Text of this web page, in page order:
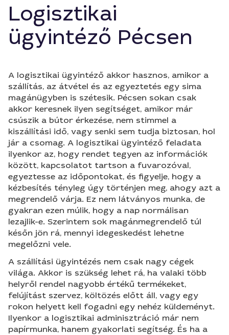
Logisztikai
ügyintéző Pécsen
A logisztikai ügyintéző akkor hasznos, amikor a
szállítás, az átvétel és az egyeztetés egy sima
magánügyben is szétesik. Pécsen sokan csak
akkor keresnek ilyen segítséget, amikor már
csúszik a bútor érkezése, nem stimmel a
kiszállítási idő, vagy senki sem tudja biztosan, hol
jár a csomag. A logisztikai ügyintéző feladata
ilyenkor az, hogy rendet tegyen az információk
között, kapcsolatot tartson a fuvarozóval,
egyeztesse az időpontokat, és figyelje, hogy a
kézbesítés tényleg úgy történjen meg, ahogy azt a
megrendelő várja. Ez nem látványos munka, de
gyakran ezen múlik, hogy a nap normálisan
lezajlik-e. Szerintem sok magánmegrendelő túl
későn jön rá, mennyi idegeskedést lehetne
megelőzni vele.
A szállítási ügyintézés nem csak nagy cégek
világa. Akkor is szükség lehet rá, ha valaki több
helyről rendel nagyobb értékű termékeket,
felújítást szervez, költözés előtt áll, vagy egy
rokon helyett kell fogadni egy nehéz küldeményt.
Ilyenkor a logisztikai adminisztráció már nem
papírmunka, hanem gyakorlati segítség. És ha a